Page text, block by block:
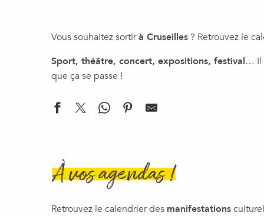
Vous souhaitez sortirà Cruseilles ? Retrouvez le
Sport, théâtre, concert, expositions, festival… Il
que ça se passe !
Afterwork Bachata
Retrouvez la Maison du Salève aux Dronières
Chill & DJ - DJ DEAL
À vos agendas !
Retrouvez le calendrier des manifestations